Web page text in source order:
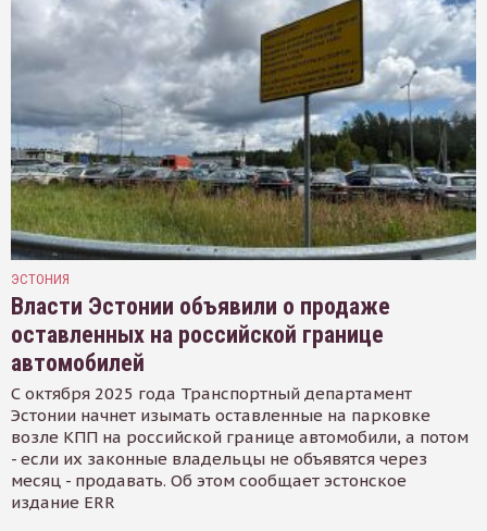
ЭСТОНИЯ
Власти Эстонии объявили о продаже
оставленных на российской границе
автомобилей
С октября 2025 года Транспортный департамент
Эстонии начнет изымать оставленные на парковке
возле КПП на российской границе автомобили, а потом
- если их законные владельцы не объявятся через
месяц - продавать. Об этом сообщает эстонское
издание ERR